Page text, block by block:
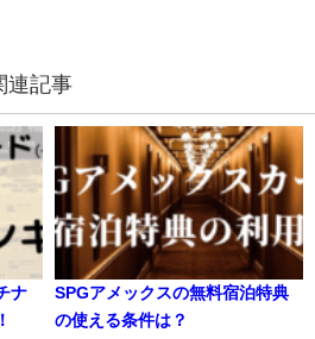
連記事
ナ
SPGアメックスの無料宿泊特典
の使える条件は？